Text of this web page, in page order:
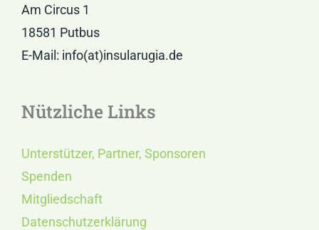
Am Circus 1
18581 Putbus
E-Mail: info(at)insularugia.de
Nützliche Links
Unterstützer, Partner, Sponsoren
Spenden
Mitgliedschaft
Datenschutzerklärung